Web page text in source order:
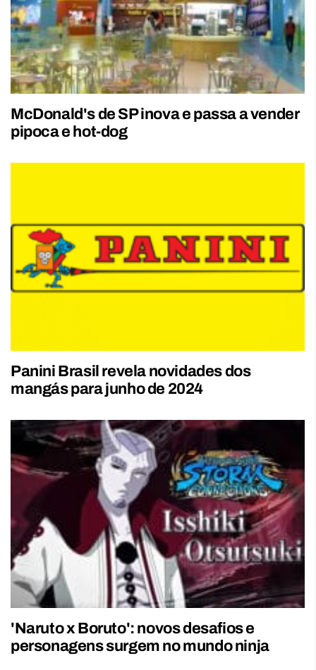
McDonald's de SP inova e passa a vender
pipoca e hot-dog
Panini Brasil revela novidades dos
mangás para junho de 2024
'Naruto x Boruto': novos desafios e
personagens surgem no mundo ninja